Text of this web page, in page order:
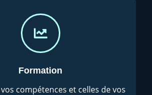
Formation
compétences et celles de vos